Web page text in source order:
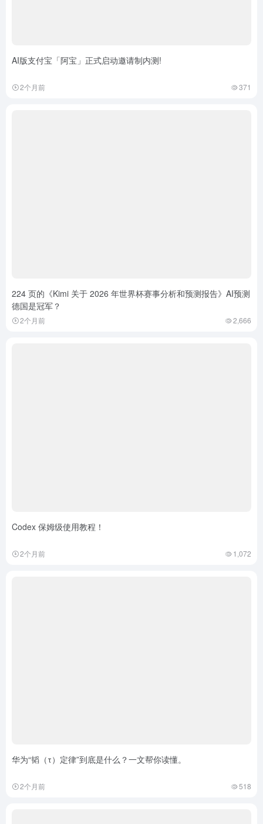
AI版支付宝「阿宝」正式启动邀请制内测!
2个月前 371
224 页的《Kimi 关于 2026 年世界杯赛事分析和预测报告》AI预测
德国是冠军？
2个月前 2,666
Codex 保姆级使用教程！
2个月前 1,072
华为“韬（τ）定律”到底是什么？一文帮你读懂。
2个月前 518